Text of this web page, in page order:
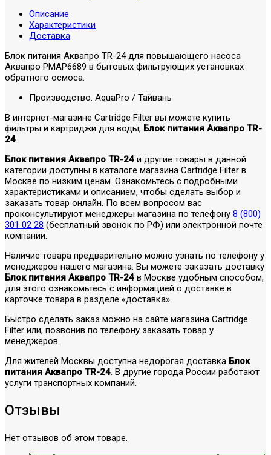
Описание
Характеристики
Доставка
Блок питания Аквапро TR-24 для повышающего насоса
Аквапро PMAP6689 в бытовых фильтрующих установках
обратного осмоса.
Производство: AquaPro / Тайвань
В интернет-магазине Cartridge Filter вы можете купить
фильтры и картриджи для воды, Блок питания Аквапро TR-
24.
Блок питания Аквапро TR-24 и другие товары в данной
категории доступны в каталоге магазина Cartridge Filter в
Москве по низким ценам. Ознакомьтесь с подробными
характеристиками и описанием, чтобы сделать выбор и
заказать товар онлайн. По всем вопросом вас
проконсультируют менеджеры магазина по телефону 8 (800)
301 02 28 (бесплатный звонок по РФ) или электронной почте
компании.
Наличие товара предварительно можно узнать по телефону у
менеджеров нашего магазина. Вы можете заказать доставку
Блок питания Аквапро TR-24 в Москве удобным способом,
для этого ознакомьтесь с информацией о доставке в
карточке товара в разделе «доставка».
Быстро сделать заказ можно на сайте магазина Cartridge
Filter или, позвонив по телефону заказать товар у
менеджеров.
Для жителей Москвы доступна недорогая доставка Блок
питания Аквапро TR-24. В другие города России работают
услуги транспортных компаний.
Отзывы
Нет отзывов об этом товаре.